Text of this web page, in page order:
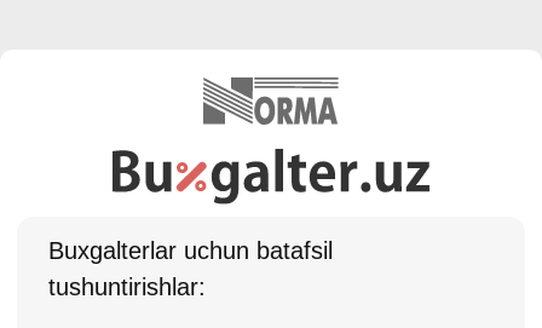
Buхgalterlar uchun batafsil
tushuntirishlar: